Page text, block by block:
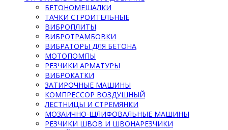
БЕТОНОМЕШАЛКИ
ТАЧКИ СТРОИТЕЛЬНЫЕ
ВИБРОПЛИТЫ
ВИБРОТРАМБОВКИ
ВИБРАТОРЫ ДЛЯ БЕТОНА
МОТОПОМПЫ
РЕЗЧИКИ АРМАТУРЫ
ВИБРОКАТКИ
ЗАТИРОЧНЫЕ МАШИНЫ
КОМПРЕССОР ВОЗДУШНЫЙ
ЛЕСТНИЦЫ И СТРЕМЯНКИ
МОЗАИЧНО-ШЛИФОВАЛЬНЫЕ МАШИНЫ
РЕЗЧИКИ ШВОВ И ШВОНАРЕЗЧИКИ